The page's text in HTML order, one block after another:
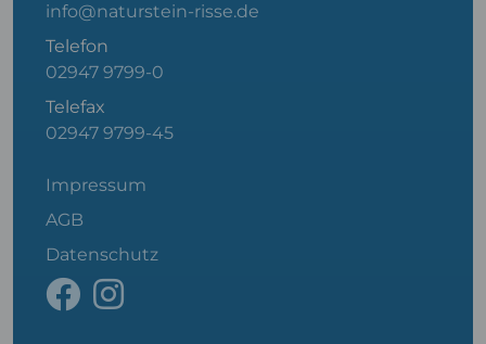
info@naturstein-risse.de
Telefon
02947 9799-0
Telefax
02947 9799-45
Impressum
AGB
Datenschutz